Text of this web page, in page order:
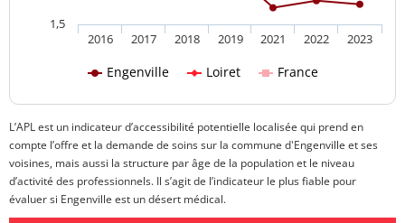
Engenville Loiret France
2016 2017 2018 2019 2021 2022 2023
1,5
L’APL est un indicateur d’accessibilité potentielle localisée qui prend en
compte l’offre et la demande de soins sur la commune d'Engenville et ses
voisines, mais aussi la structure par âge de la population et le niveau
d’activité des professionnels. Il s’agit de l’indicateur le plus fiable pour
évaluer si Engenville est un désert médical.